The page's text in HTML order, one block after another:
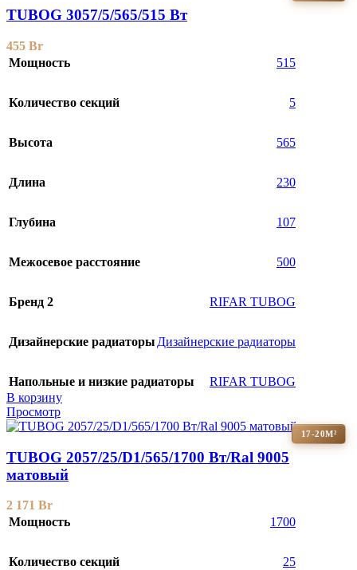
TUBOG 3057/5/565/515 Вт
455 Br
Мощность
515
Количество секций 5
Высота 565
Длина 230
Глубина 107
Межосевое расстояние 500
Бренд 2 RIFAR TUBOG
Дизайнерские радиаторы Дизайнерские радиаторы
Напольные и низкие радиаторы
RIFAR TUBOG
В корзину
Просмотр
17-20М²
TUBOG 2057/25/D1/565/1700 Вт/Ral 9005
матовый
2 171 Br
Мощность
1700
Количество секций 25